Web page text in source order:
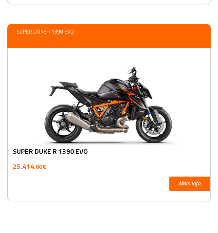
SUPER DUKE R 1390 EVO
SUPER DUKE R 1390 EVO
25.414,00€
Mais Info